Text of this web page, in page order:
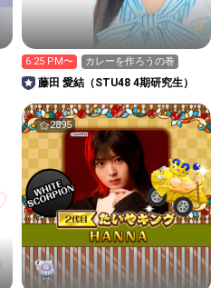
6:25 PM〜 カレーを作ろうの巻
藤田 愛結（STU48 4期研究生）
2895